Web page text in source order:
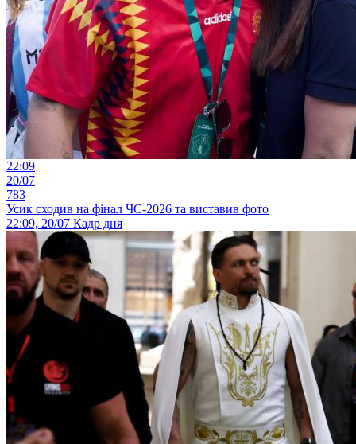
22:09
20/07
783
Усик сходив на фінал ЧС-2026 та виставив фото
22:09, 20/07 Кадр дня